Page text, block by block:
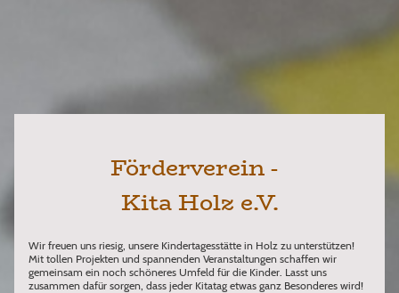
Förderverein -
Kita Holz e.V.
Wir freuen uns riesig, unsere Kindertagesstätte in Holz zu unterstützen!
Mit tollen Projekten und spannenden Veranstaltungen schaffen wir
gemeinsam ein noch schöneres Umfeld für die Kinder. Lasst uns
zusammen dafür sorgen, dass jeder Kitatag etwas ganz Besonderes wird!